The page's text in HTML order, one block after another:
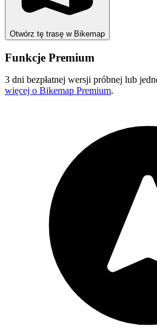
Otwórz tę trasę w Bikemap
Funkcje Premium
3 dni bezpłatnej wersji próbnej lub
więcej o Bikemap Premium.